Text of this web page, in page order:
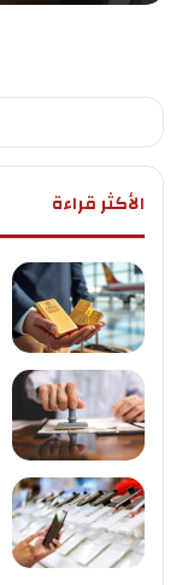
الأكثر قراءة